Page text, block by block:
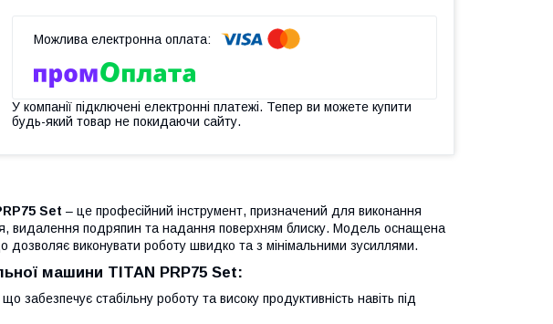
У компанії підключені електронні платежі. Тепер ви можете купити
будь-який товар не покидаючи сайту.
Set – це професійний інструмент, призначений для виконання
видалення подряпин та надання поверхням блиску. Модель оснащена
дозволяє виконувати роботу швидко та з мінімальними зусиллями.
машини TITAN PRP75 Set:
стабільну роботу та високу продуктивність навіть під